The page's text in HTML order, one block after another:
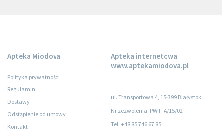
Apteka Miodova
Polityka prywatności
Regulamin
Dostawy
Odstąpienie od umowy
Kontakt
Apteka internetowa
www.aptekamiodova.pl
ul. Transportowa 4, 15-399 Białystok
Nr zezwolenia: PWIF-A/15/02
Tel: +48 85 746 67 85